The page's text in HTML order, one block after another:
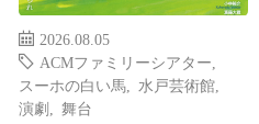
2026.08.05
ACMファミリーシアター
スーホの白い馬
水戸芸術館
演劇
舞台